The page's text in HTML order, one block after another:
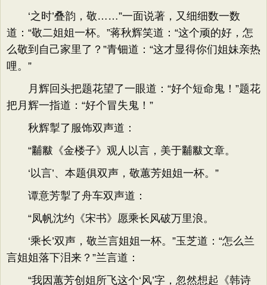
‘之时’叠韵，敬……”一面说著，又细细数一数
道：“敬二姐姐一杯。”蒋秋辉笑道：“这个顽的好，怎
么敬到自己家里了？”青钿道：“这才显得你们姐妹亲热
哩。”
月辉回头把题花望了一眼道：“好个短命鬼！”题花
把月辉一指道：“好个冒失鬼！”
秋辉掣了服饰双声道：
“黼黻《金楼子》观人以言，美于黼黻文章。
‘以言’、本题俱双声，敬蕙芳姐姐一杯。”
谭意芳掣了舟车双声道：
“凤帆沈约《宋书》愿乘长风破万里浪。
‘乘长’双声，敬兰言姐姐一杯。”玉芝道：“怎么兰
言姐姐落下泪来？”兰言道：
“我因蕙芳创姐所飞这个‘风’字，忽然想起《韩诗